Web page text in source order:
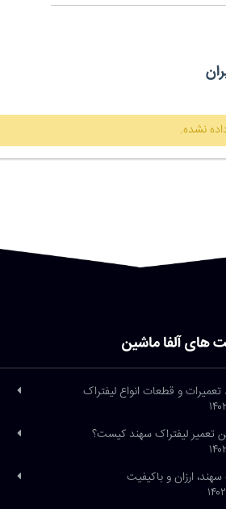
نشده.
های آلفا ماشین
تعمیرات و قطعات انواع لیفتراک
تعمیر لیفتراک سهند کیست؟
ارزان و باکیفیت